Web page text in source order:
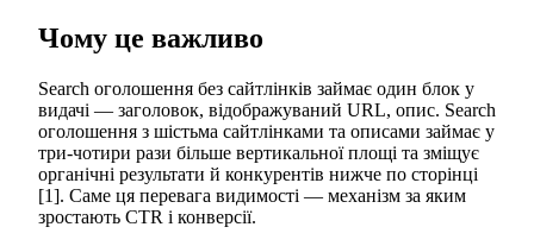
Чому це важливо
Search оголошення без сайтлінків займає один блок у
видачі — заголовок, відображуваний URL, опис. Search
оголошення з шістьма сайтлінками та описами займає у
три-чотири рази більше вертикальної площі та зміщує
органічні результати й конкурентів нижче по сторінці
[1]. Саме ця перевага видимості — механізм за яким
зростають CTR і конверсії.